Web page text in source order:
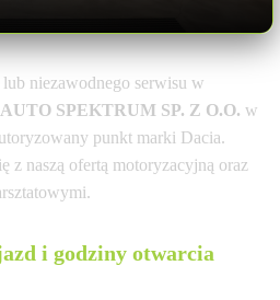
niezawodnego serwisu w
AUTO SPEKTRUM SP. Z O.O. w
punkt marki Dacia.
z naszą ofertą motoryzacyjną oraz
i godziny otwarcia